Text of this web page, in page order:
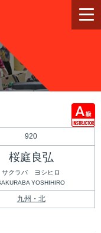
920
桜庭良弘
サクラバ ヨシヒロ
YOSHIHIRO
九州・北